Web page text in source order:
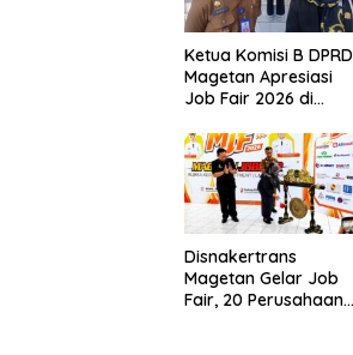
Ketua Komisi B DPRD
Magetan Apresiasi
Job Fair 2026 di
Anggaran
Disnakertrans
Magetan Gelar Job
Fair, 20 Perusahaan